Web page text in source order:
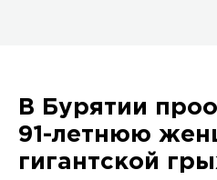
В Бурятии
91-летнюю
гигантской